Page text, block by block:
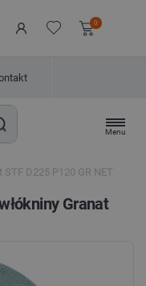
0
Menu
D225 P120 GR NET
Granat